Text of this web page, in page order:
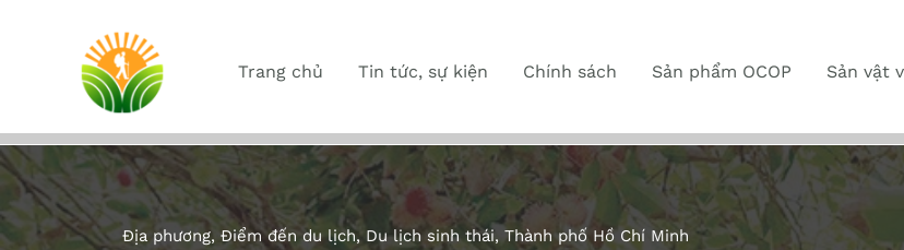
Trang chủ Tin tức, sự kiện Chính sách Sản phẩm OCOP Sản vật
Địa phương, Điểm đến du lịch, Du lịch sinh thái, Thành phố Hồ Chí Minh